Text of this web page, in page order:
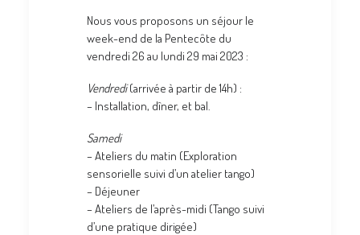
Nous vous proposons un séjour le
week-end de la Pentecôte du
vendredi 26 au lundi 29 mai 2023 :
Vendredi(arrivée à partir de 14h) :
– Installation, dîner, et bal.
Samedi
– Ateliers du matin (Exploration
sensorielle suivi d’un atelier tango)
– Déjeuner
– Ateliers de l’après-midi (Tango suivi
d’une pratique dirigée)